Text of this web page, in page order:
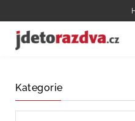
Kategorie